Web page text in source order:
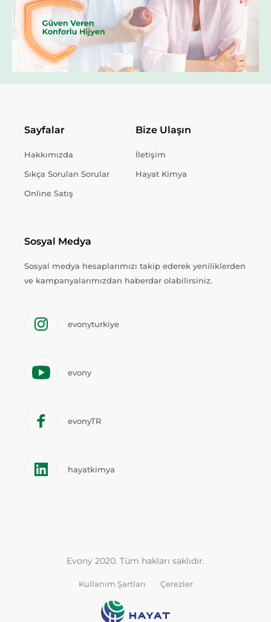
Sayfalar
Hakkımızda
Sıkça Sorulan Sorular
Online Satış
Bize Ulaşın
İletişim
Hayat Kimya
Sosyal Medya
Sosyal medya hesaplarımızı takip ederek yeniliklerden
ve kampanyalarımızdan haberdar olabilirsiniz.
evonyturkiye
evony
evonyTR
hayatkimya
Evony 2020. Tüm hakları saklıdır.
Kullanım Şartları Çerezler